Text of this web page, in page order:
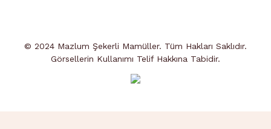
© 2024 Mazlum Şekerli Mamüller. Tüm Hakları Saklıdır.
Görsellerin Kullanımı Telif Hakkına Tabidir.